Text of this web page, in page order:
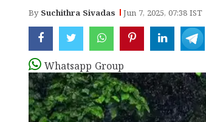
By Suchithra Sivadas Jun 7, 2025, 07:38 IST
Whatsapp Group